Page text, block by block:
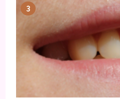
にツヤがあった男性も、い
でペタンとするようになっ
ょう。特に大人の男性とし
以降の男性に悩んでいる人
髪が生え変わるサイクルは
ます。髪が太くならないま...